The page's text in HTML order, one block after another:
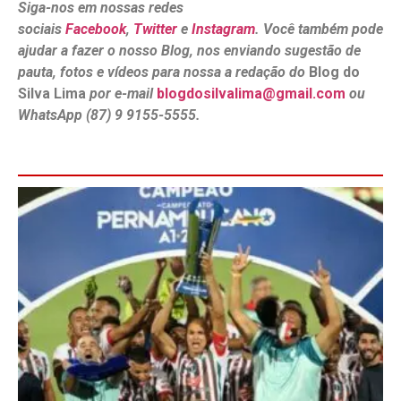
Siga-nos em nossas redes
sociais Facebook, Twitter e Instagram. Você também pode
ajudar a fazer o nosso Blog, nos enviando sugestão de
pauta, fotos e vídeos para nossa a redação do Blog do
Silva Lima por e-mail blogdosilvalima@gmail.com ou
WhatsApp (87) 9 9155-5555.